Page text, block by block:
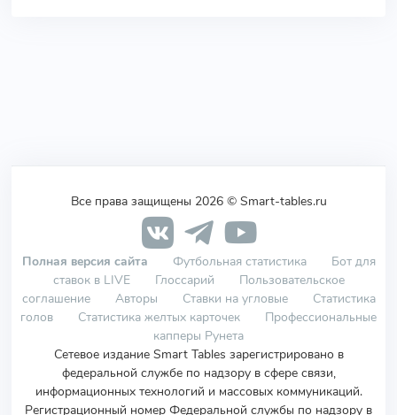
Все права защищены 2026 © Smart-tables.ru
Полная версия сайта Футбольная статистика
Бот для
ставок в LIVE
Глоссарий
Пользовательское
соглашение
Авторы Ставки на угловые
Статистика
голов
Статистика желтых карточек
Профессиональные
капперы Рунета
Сетевое издание Smart Tables зарегистрировано в
федеральной службе по надзору в сфере связи,
информационных технологий и массовых коммуникаций.
Регистрационный номер Федеральной службы по надзору в